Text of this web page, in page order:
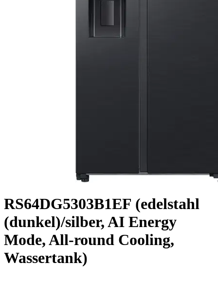
RS64DG5303B1EF (edelstahl
(dunkel)/silber, AI Energy
Mode, All-round Cooling,
Wassertank)